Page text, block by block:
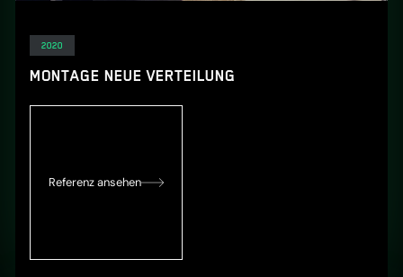
Elektro
MONTAGE NEUE VERTEILUNG
Referenz ansehen
2020